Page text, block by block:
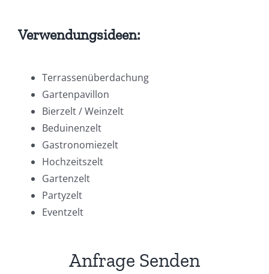
Verwendungsideen:
Terrassenüberdachung
Gartenpavillon
Bierzelt / Weinzelt
Beduinenzelt
Gastronomiezelt
Hochzeitszelt
Gartenzelt
Partyzelt
Eventzelt
Anfrage Senden